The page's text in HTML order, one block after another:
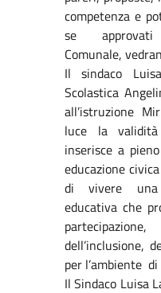
competenza e
se approvati
Comunale,
Il sindaco
Scolastica
all’istruzione
luce la
inserisce a
educazione
di vivere una
educativa che
dell’inclusione,
per l’ambiente
Il Sindaco Luisa